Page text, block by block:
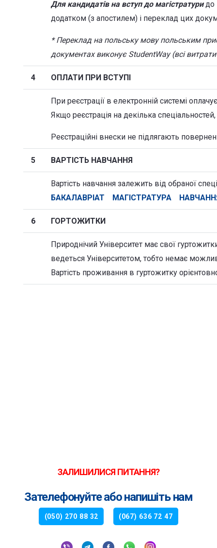
Для кандидатів на вступ до магістратуридо
додатком (з апостилем) і переклад цих
* Переклад на польську мову польським
документах виконує StudentWay (всі
4 ОПЛАТИ ПРИ ВСТУПІ
При реєстрації в електронній системі
Якщо реєстрація на декілька
Реєстраційні внески не підлягають
5 ВАРТІСТЬ НАВЧАННЯ
Вартість навчання залежить від обраної
БАКАЛАВРІАТ
МАГІСТРАТУРА
6 ГОРТОЖИТКИ
Природнічий Університет має свої
ведеться Університетом, тобто немає
Вартість проживання в гуртожитку
ЗАЛИШИЛИСЯ ПИТАННЯ?
Зателефонуйте або напишіть нам
(050) 270 88 32 (067) 636 72 47